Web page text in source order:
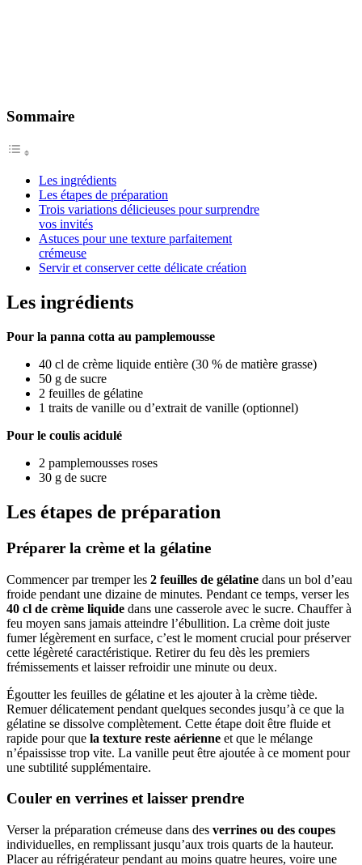
Sommaire
Les ingrédients
Les étapes de préparation
Trois variations délicieuses pour surprendre
vos invités
Astuces pour une texture parfaitement
crémeuse
Servir et conserver cette délicate création
Les ingrédients
Pour la panna cotta au pamplemousse
40 cl de crème liquide entière (30 % de matière grasse)
50 g de sucre
2 feuilles de gélatine
1 traits de vanille ou d’extrait de vanille (optionnel)
Pour le coulis acidulé
2 pamplemousses roses
30 g de sucre
Les étapes de préparation
Préparer la crème et la gélatine
Commencer par tremper les 2 feuilles de gélatine dans un bol d’eau
froide pendant une dizaine de minutes. Pendant ce temps, verser les
40 cl de crème liquide dans une casserole avec le sucre. Chauffer à
feu moyen sans jamais atteindre l’ébullition. La crème doit juste
fumer légèrement en surface, c’est le moment crucial pour préserver
cette légèreté caractéristique. Retirer du feu dès les premiers
frémissements et laisser refroidir une minute ou deux.
Égoutter les feuilles de gélatine et les ajouter à la crème tiède.
Remuer délicatement pendant quelques secondes jusqu’à ce que la
gélatine se dissolve complètement. Cette étape doit être fluide et
rapide pour que la texture reste aérienne et que le mélange
n’épaississe trop vite. La vanille peut être ajoutée à ce moment pour
une subtilité supplémentaire.
Couler en verrines et laisser prendre
Verser la préparation crémeuse dans des verrines ou des coupes
individuelles, en remplissant jusqu’aux trois quarts de la hauteur.
Placer au réfrigérateur pendant au moins quatre heures, voire une